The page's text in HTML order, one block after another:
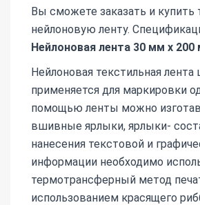
Вы сможете заказать и купить
нейлоновую ленту.
Нейлоновая лента 30 мм х 200
Нейлоновая текстильная лента
применяется для маркировки
помощью ленты можно
вшивные ярлыки, ярлыки-
нанесения текстовой и
информации необходимо
термотрансферный метод
использованием красящего